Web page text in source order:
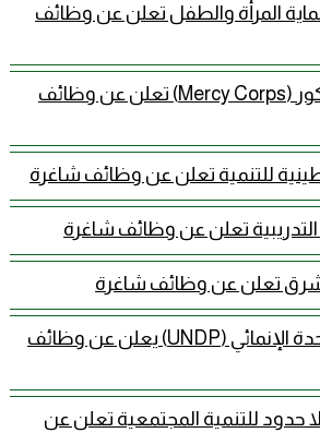
المرأة والطفل تعلن عن وظائف
منظمة ميرسي كور (Mercy Corps) تعلن عن وظائف
للتنمية تعلن عن وظائف شاغرة
تعلن عن وظائف شاغرة
تعلن عن وظائف شاغرة
برنامج الأمم المتحدة الإنمائي (UNDP) يعلن عن وظائف
حدود للتنمية المجتمعية تعلن عن